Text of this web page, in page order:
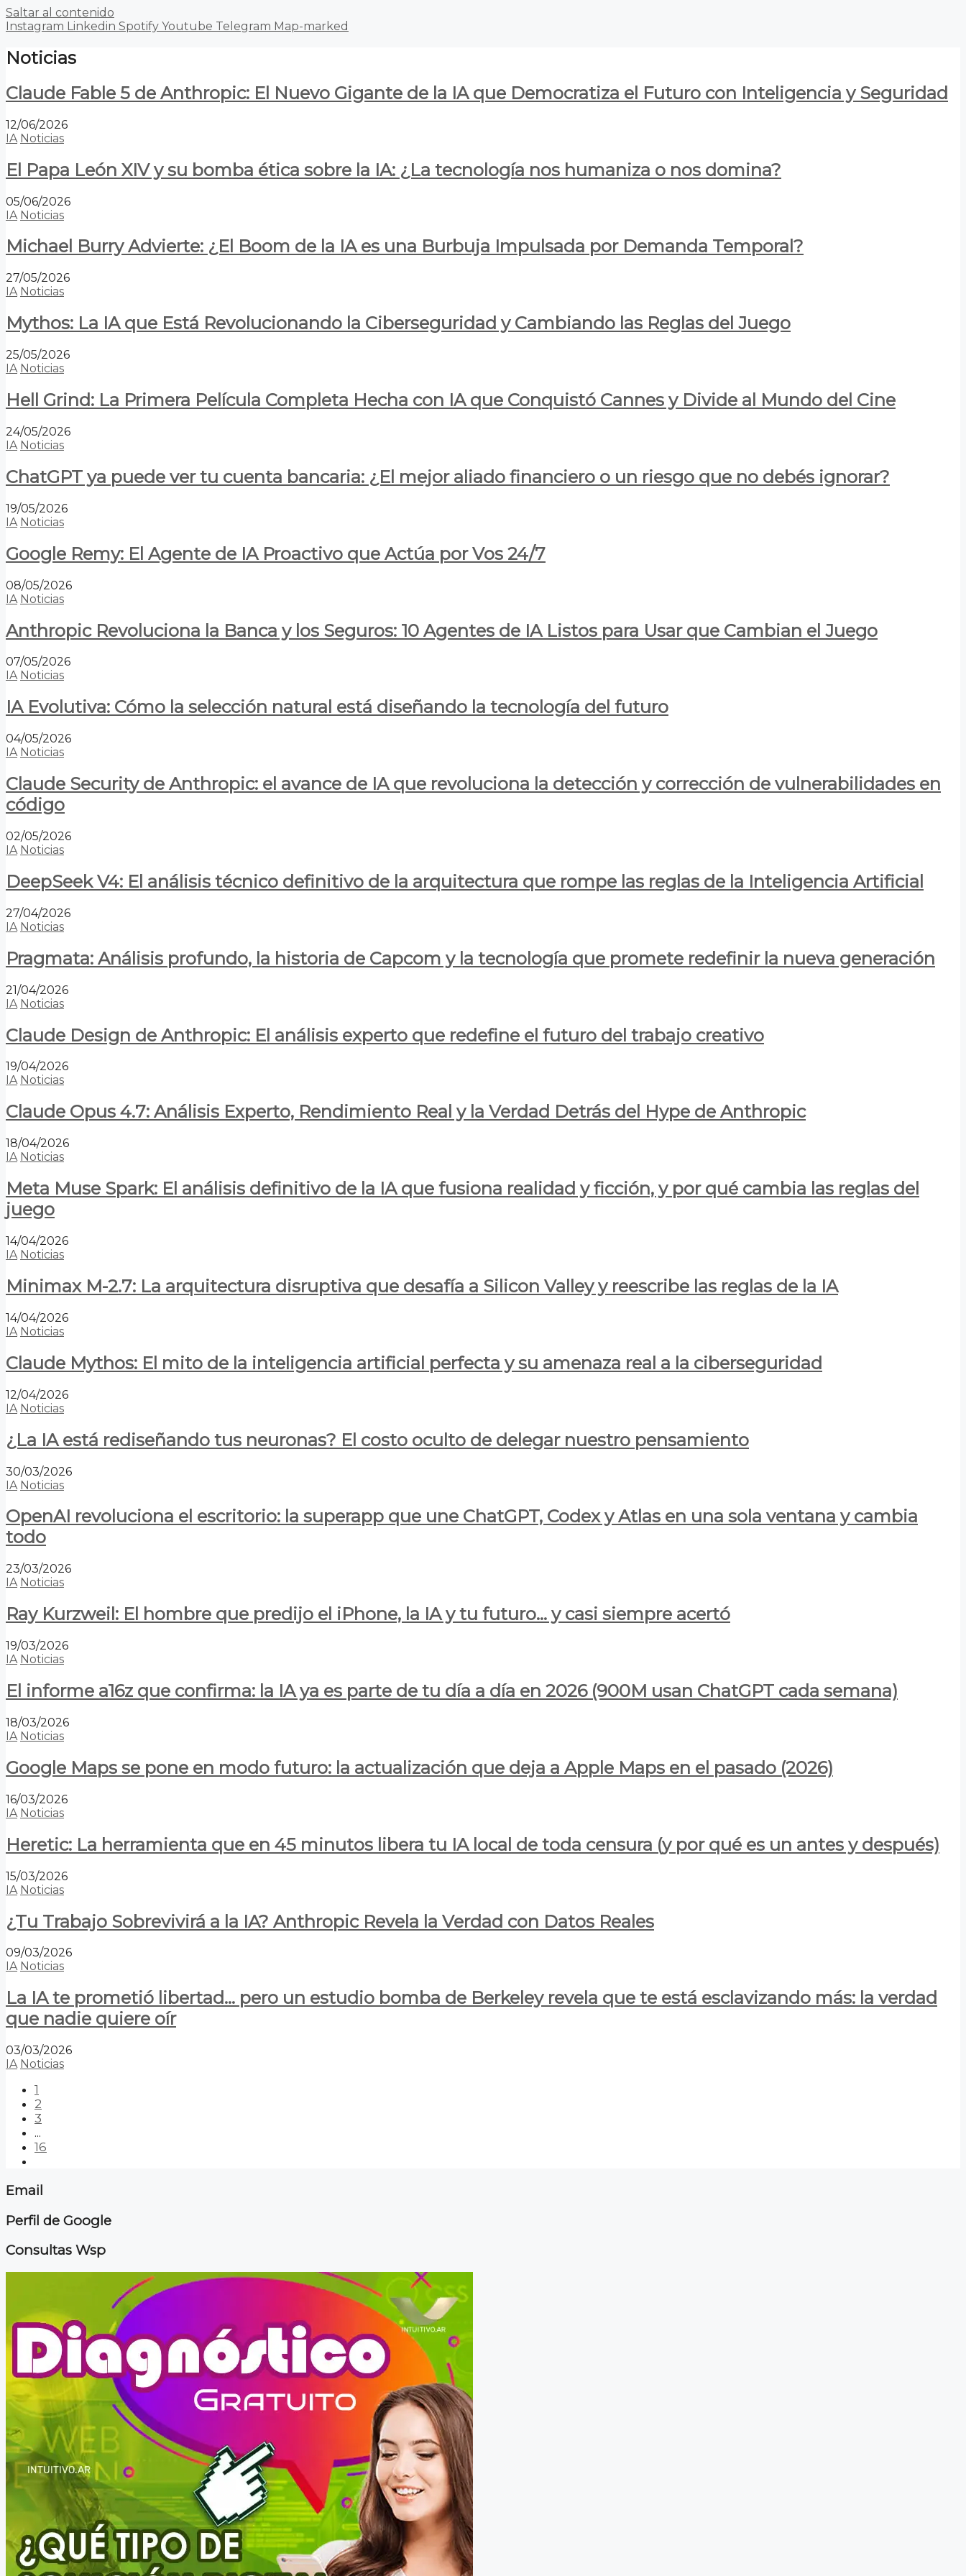
Saltar al contenido
Instagram Linkedin Spotify Youtube Telegram Map-marked
Noticias
Claude Fable 5 de Anthropic: El Nuevo Gigante de la IA que Democratiza el Futuro con Inteligencia y Seguridad
12/06/2026
IA Noticias
El Papa León XIV y su bomba ética sobre la IA: ¿La tecnología nos humaniza o nos domina?
05/06/2026
IA Noticias
Michael Burry Advierte: ¿El Boom de la IA es una Burbuja Impulsada por Demanda Temporal?
27/05/2026
IA Noticias
Mythos: La IA que Está Revolucionando la Ciberseguridad y Cambiando las Reglas del Juego
25/05/2026
IA Noticias
Hell Grind: La Primera Película Completa Hecha con IA que Conquistó Cannes y Divide al Mundo del Cine
24/05/2026
IA Noticias
ChatGPT ya puede ver tu cuenta bancaria: ¿El mejor aliado financiero o un riesgo que no debés ignorar?
19/05/2026
IA Noticias
Google Remy: El Agente de IA Proactivo que Actúa por Vos 24/7
08/05/2026
IA Noticias
Anthropic Revoluciona la Banca y los Seguros: 10 Agentes de IA Listos para Usar que Cambian el Juego
07/05/2026
IA Noticias
IA Evolutiva: Cómo la selección natural está diseñando la tecnología del futuro
04/05/2026
IA Noticias
Claude Security de Anthropic: el avance de IA que revoluciona la detección y corrección de vulnerabilidades en
código
02/05/2026
IA Noticias
DeepSeek V4: El análisis técnico definitivo de la arquitectura que rompe las reglas de la Inteligencia Artificial
27/04/2026
IA Noticias
Pragmata: Análisis profundo, la historia de Capcom y la tecnología que promete redefinir la nueva generación
21/04/2026
IA Noticias
Claude Design de Anthropic: El análisis experto que redefine el futuro del trabajo creativo
19/04/2026
IA Noticias
Claude Opus 4.7: Análisis Experto, Rendimiento Real y la Verdad Detrás del Hype de Anthropic
18/04/2026
IA Noticias
Meta Muse Spark: El análisis definitivo de la IA que fusiona realidad y ficción, y por qué cambia las reglas del
juego
14/04/2026
IA Noticias
Minimax M-2.7: La arquitectura disruptiva que desafía a Silicon Valley y reescribe las reglas de la IA
14/04/2026
IA Noticias
Claude Mythos: El mito de la inteligencia artificial perfecta y su amenaza real a la ciberseguridad
12/04/2026
IA Noticias
¿La IA está rediseñando tus neuronas? El costo oculto de delegar nuestro pensamiento
30/03/2026
IA Noticias
OpenAI revoluciona el escritorio: la superapp que une ChatGPT, Codex y Atlas en una sola ventana y cambia
todo
23/03/2026
IA Noticias
Ray Kurzweil: El hombre que predijo el iPhone, la IA y tu futuro… y casi siempre acertó
19/03/2026
IA Noticias
El informe a16z que confirma: la IA ya es parte de tu día a día en 2026 (900M usan ChatGPT cada semana)
18/03/2026
IA Noticias
Google Maps se pone en modo futuro: la actualización que deja a Apple Maps en el pasado (2026)
16/03/2026
IA Noticias
Heretic: La herramienta que en 45 minutos libera tu IA local de toda censura (y por qué es un antes y después)
15/03/2026
IA Noticias
¿Tu Trabajo Sobrevivirá a la IA? Anthropic Revela la Verdad con Datos Reales
09/03/2026
IA Noticias
La IA te prometió libertad… pero un estudio bomba de Berkeley revela que te está esclavizando más: la verdad
que nadie quiere oír
03/03/2026
IA Noticias
1
2
3
...
16
Email
Perfil de Google
Consultas Wsp